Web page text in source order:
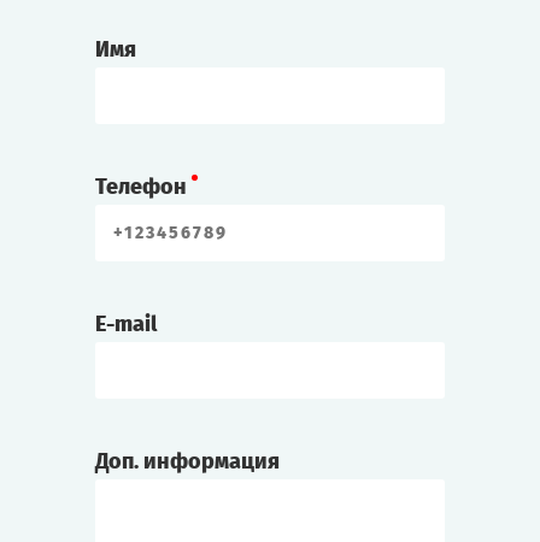
Имя
Телефон
E-mail
Доп. информация